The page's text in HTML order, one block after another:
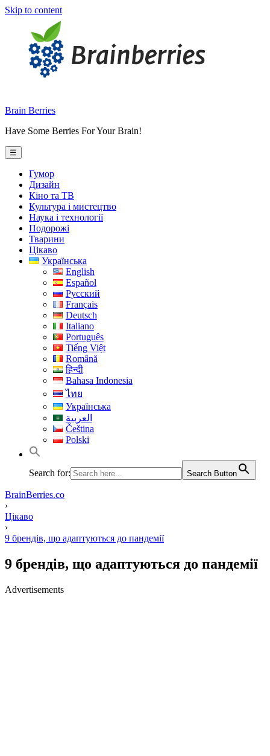
Skip to content
Brain Berries
Have Some Berries For Your Brain!
☰
Гумор
Дизайн
Кіно та ТВ
Культура і мистецтво
Наука і технології
Подорожі
Тварини
Цікаво
Українська
English
Español
Русский
Français
Deutsch
Italiano
Português
Tiếng Việt
Română
हिन्दी
Bahasa Indonesia
ไทย
Українська
العربية
Čeština
Polski
Search for: Search Button
BrainBerries.co
›
Цікаво
›
9 брендів, що адаптуються до пандемії
9 брендів, що адаптуються до пандемії
Advertisements